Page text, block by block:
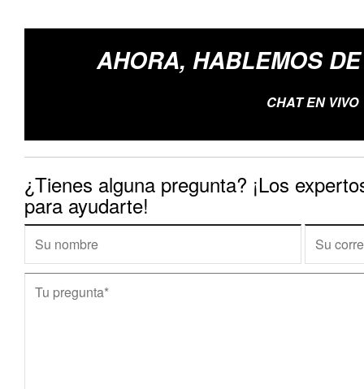
AHORA, HABLEMOS
CHAT EN VIVO
¿Tienes alguna pregunta? ¡Los
para ayudarte!